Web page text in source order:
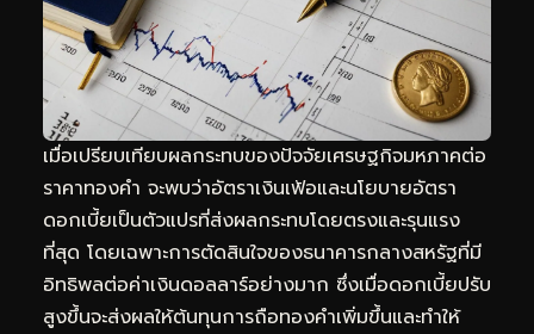
เมื่อเปรียบเทียบผลกระทบของปัจจัยเศรษฐกิจมหภาคต่อ
ราคาทองคำ จะพบว่าอัตราเงินเฟ้อและนโยบายอัตรา
ดอกเบี้ยเป็นตัวแปรที่ส่งผลกระทบโดยตรงและรุนแรง
ที่สุด โดยเฉพาะการตัดสินใจของธนาคารกลางสหรัฐที่มี
อิทธิพลต่อค่าเงินดอลลาร์อย่างมาก ซึ่งเมื่อดอกเบี้ยปรับ
สูงขึ้นจะส่งผลให้ต้นทุนการถือทองคำเพิ่มขึ้นและทำให้